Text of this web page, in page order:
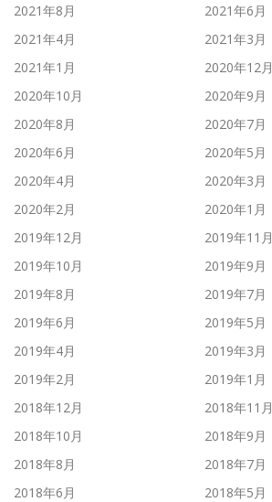
2021年8月
2021年6月
2021年4月
2021年3月
2021年1月
2020年12月
2020年10月
2020年9月
2020年8月
2020年7月
2020年6月
2020年5月
2020年4月
2020年3月
2020年2月
2020年1月
2019年12月
2019年11月
2019年10月
2019年9月
2019年8月
2019年7月
2019年6月
2019年5月
2019年4月
2019年3月
2019年2月
2019年1月
2018年12月
2018年11月
2018年10月
2018年9月
2018年8月
2018年7月
2018年6月
2018年5月